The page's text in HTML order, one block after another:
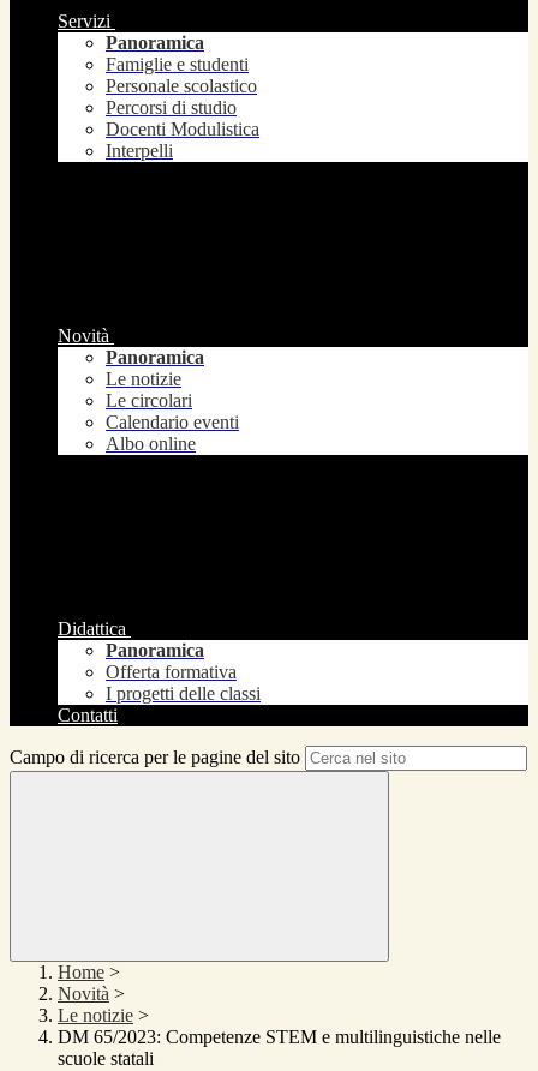
Servizi
Panoramica
Famiglie e studenti
Personale scolastico
Percorsi di studio
Docenti Modulistica
Interpelli
Novità
Panoramica
Le notizie
Le circolari
Calendario eventi
Albo online
Didattica
Panoramica
Offerta formativa
I progetti delle classi
Contatti
Campo di ricerca per le pagine del sito
Home >
Novità >
Le notizie >
DM 65/2023: Competenze STEM e multilinguistiche nelle
scuole statali